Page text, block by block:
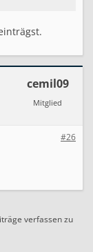
cemil09
Mitglied
#26
verfassen zu